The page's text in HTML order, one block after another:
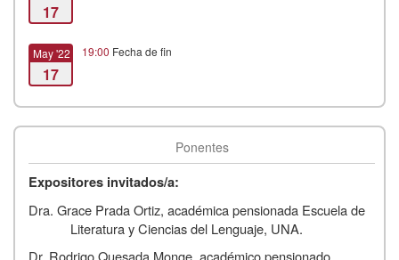
17
May '22
17
19:00 Fecha de fin
Ponentes
Expositores invitados/a:
Dra. Grace Prada Ortiz, académica pensionada Escuela de
Literatura y Ciencias del Lenguaje, UNA.
Dr. Rodrigo Quesada Monge, académico pensionado